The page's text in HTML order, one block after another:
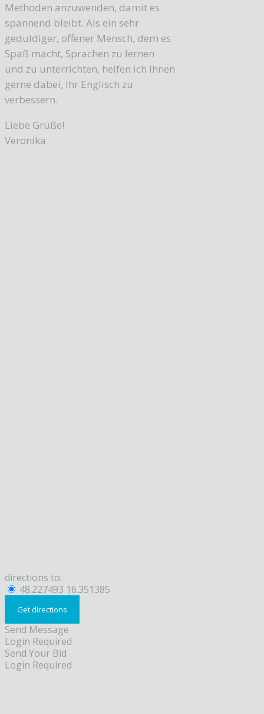
Methoden anzuwenden, damit es
spannend bleibt. Als ein sehr
geduldiger, offener Mensch, dem es
Spaß macht, Sprachen zu lernen
und zu unterrichten, helfen ich Ihnen
gerne dabei, Ihr Englisch zu
verbessern.
Liebe Grüße!
Veronika
directions to:
48.227493 16.351385
Send Message
Login Required
Send Your Bid
Login Required